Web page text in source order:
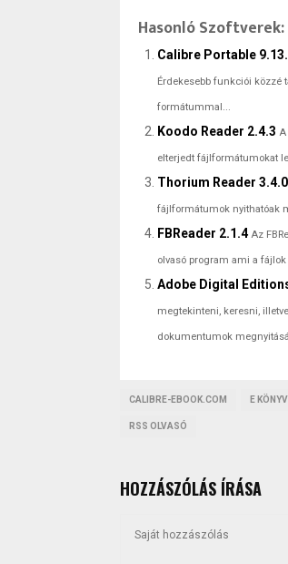
Hasonló Szoftverek:
Calibre Portable
Érdekesebb funkciói közzé
formátummal...
Koodo Reader 2.4.3
elterjedt fájlformátumokat
Thorium Reader 3.4.0
fájlformátumok nyithatóak
FBReader 2.1.4 Az
olvasó program ami a
Adobe Digital
megtekinteni, keresni,
dokumentumok
CALIBRE-EBOOK.COM E
RSS OLVASÓ
HOZZÁSZÓLÁS ÍRÁSA